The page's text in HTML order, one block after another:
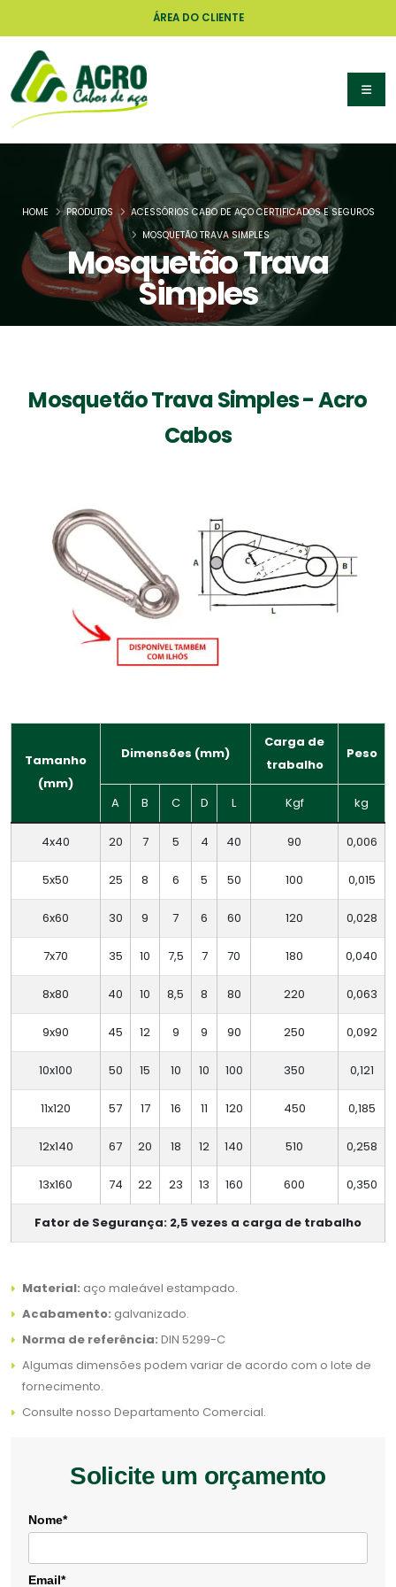
ÁREA DO CLIENTE
Mosquetão Trava
Simples
HOME PRODUTOS
ACESSÓRIOS CABO DE AÇO CERTIFICADOS E SEGUROS
MOSQUETÃO TRAVA SIMPLES
Mosquetão Trava Simples - Acro
Cabos
Tamanho
(mm)
Dimensões (mm)
Carga de
trabalho
Peso
A B C D L Kgf kg
4x40 20 7 5 4 40 90 0,006
5x50 25 8 6 5 50 100 0,015
6x60 30 9 7 6 60 120 0,028
7x70 35 10 7,5 7 70 180 0,040
8x80 40 10 8,5 8 80 220 0,063
9x90 45 12 9 9 90 250 0,092
10x100 50 15 10 10 100 350 0,121
11x120 57 17 16 11 120 450 0,185
12x140 67 20 18 12 140 510 0,258
13x160 74 22 23 13 160 600 0,350
Fator de Segurança: 2,5 vezes a carga de trabalho
Material: aço maleável estampado.
Acabamento: galvanizado.
Norma de referência: DIN 5299-C
Algumas dimensões podem variar de acordo com o lote de
fornecimento.
Consulte nosso Departamento Comercial.
Solicite um orçamento
Nome*
Email*